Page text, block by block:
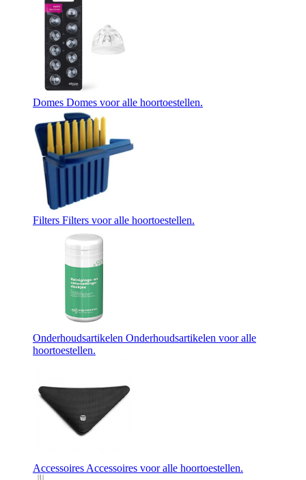
Domes Domes voor alle hoortoestellen.
Filters Filters voor alle hoortoestellen.
Onderhoudsartikelen Onderhoudsartikelen voor alle
hoortoestellen.
Accessoires Accessoires voor alle hoortoestellen.